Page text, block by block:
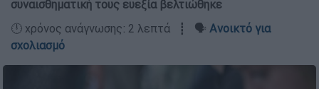
συναισθηματική τους ευεξία βελτιώθηκε
🕛 χρόνος ανάγνωσης: 2 λεπτά ┋ 🗣️ Ανοικτό για
σχολιασμό